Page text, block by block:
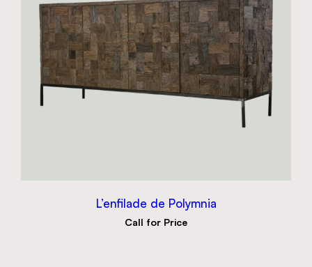
L’enfilade de Polymnia
Call for Price